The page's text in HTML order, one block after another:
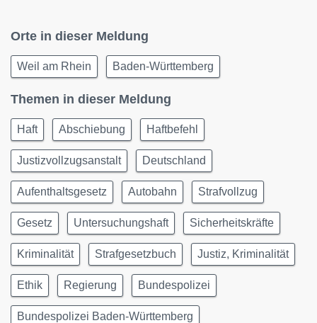
Orte in dieser Meldung
Weil am Rhein Baden-Württemberg
Themen in dieser Meldung
Haft Abschiebung Haftbefehl
Justizvollzugsanstalt Deutschland
Aufenthaltsgesetz Autobahn Strafvollzug
Gesetz Untersuchungshaft Sicherheitskräfte
Kriminalität Strafgesetzbuch Justiz, Kriminalität
Ethik Regierung Bundespolizei
Bundespolizei Baden-Württemberg